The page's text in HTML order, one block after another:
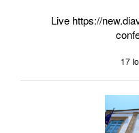
Live https://
17